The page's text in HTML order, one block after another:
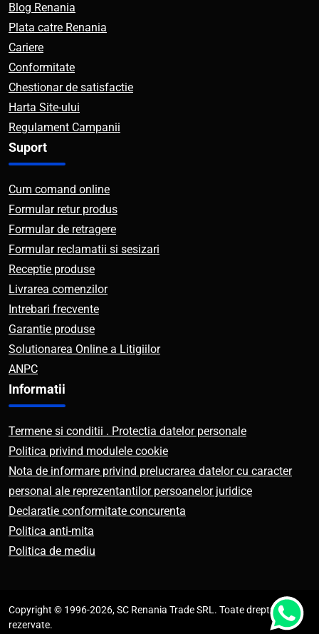
Blog Renania
Plata catre Renania
Cariere
Conformitate
Chestionar de satisfactie
Harta Site-ului
Regulament Campanii
Suport
Cum comand online
Formular retur produs
Formular de retragere
Formular reclamatii si sesizari
Receptie produse
Livrarea comenzilor
Intrebari frecvente
Garantie produse
Solutionarea Online a Litigiilor
ANPC
Informatii
Termene si conditii . Protectia datelor personale
Politica privind modulele cookie
Nota de informare privind prelucrarea datelor cu caracter
personal ale reprezentantilor persoanelor juridice
Declaratie conformitate concurenta
Politica anti-mita
Politica de mediu
Copyright © 1996-2026, SC Renania Trade SRL. Toate drepturile
rezervate.